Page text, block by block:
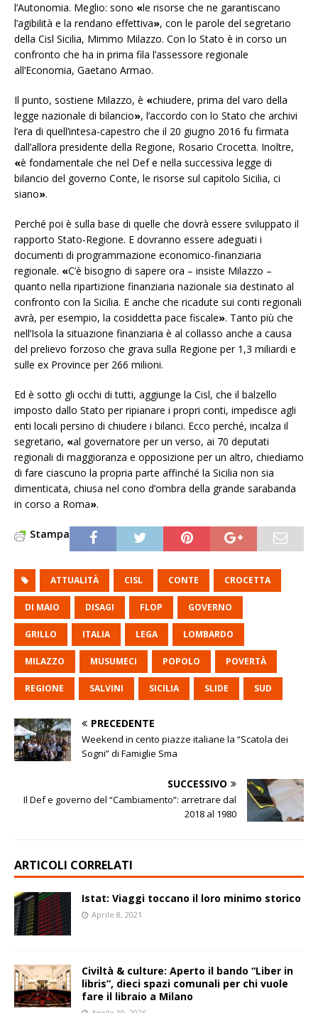
l’Autonomia. Meglio: sono «le risorse che ne garantiscano
l’agibilità e la rendano effettiva», con le parole del segretario
della Cisl Sicilia, Mimmo Milazzo. Con lo Stato è in corso un
confronto che ha in prima fila l’assessore regionale
all’Economia, Gaetano Armao.
Il punto, sostiene Milazzo, è «chiudere, prima del varo della
legge nazionale di bilancio», l’accordo con lo Stato che archivi
l’era di quell’intesa-capestro che il 20 giugno 2016 fu firmata
dall’allora presidente della Regione, Rosario Crocetta. Inoltre,
«è fondamentale che nel Def e nella successiva legge di
bilancio del governo Conte, le risorse sul capitolo Sicilia, ci
siano».
Perché poi è sulla base di quelle che dovrà essere sviluppato il
rapporto Stato-Regione. E dovranno essere adeguati i
documenti di programmazione economico-finanziaria
regionale. «C’è bisogno di sapere ora – insiste Milazzo –
quanto nella ripartizione finanziaria nazionale sia destinato al
confronto con la Sicilia. E anche che ricadute sui conti regionali
avrà, per esempio, la cosiddetta pace fiscale». Tanto più che
nell’Isola la situazione finanziaria è al collasso anche a causa
del prelievo forzoso che grava sulla Regione per 1,3 miliardi e
sulle ex Province per 266 milioni.
Ed è sotto gli occhi di tutti, aggiunge la Cisl, che il balzello
imposto dallo Stato per ripianare i propri conti, impedisce agli
enti locali persino di chiudere i bilanci. Ecco perché, incalza il
segretario, «al governatore per un verso, ai 70 deputati
regionali di maggioranza e opposizione per un altro, chiediamo
di fare ciascuno la propria parte affinché la Sicilia non sia
dimenticata, chiusa nel cono d’ombra della grande sarabanda
in corso a Roma».
Stampa
ATTUALITÀ CISL CONTE CROCETTA
DI MAIO DISAGI FLOP GOVERNO
GRILLO ITALIA LEGA LOMBARDO
MILAZZO MUSUMECI POPOLO POVERTÀ
REGIONE SALVINI SICILIA SLIDE SUD
PRECEDENTE
Weekend in cento piazze italiane la “Scatola dei
Sogni” di Famiglie Sma
SUCCESSIVO
Il Def e governo del “Cambiamento”: arretrare dal
2018 al 1980
ARTICOLI CORRELATI
Istat: Viaggi toccano il loro minimo storico
Aprile 8, 2021
Civiltà & culture: Aperto il bando “Liber in
libris”, dieci spazi comunali per chi vuole
fare il libraio a Milano